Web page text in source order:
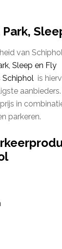
van
Sleep en Fly
Schiphol is
in
parkeren.